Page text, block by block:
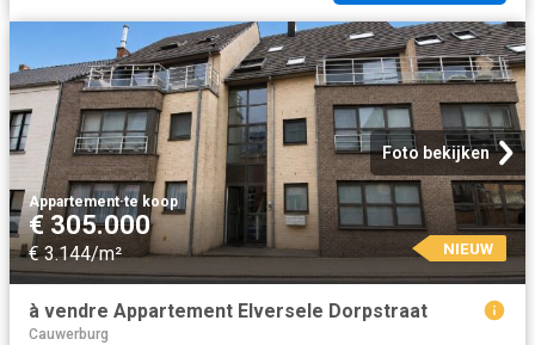
Foto bekijken
Appartement·te koop
€ 305.000
€ 3.144/m² NIEUW
à vendre Appartement Elversele Dorpstraat
Cauwerburg